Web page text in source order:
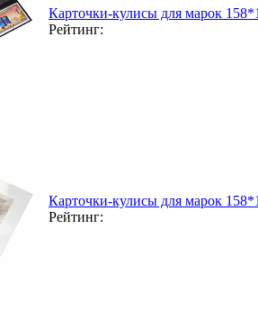
Карточки-кулисы для марок
Рейтинг:
Карточки-кулисы для марок
Рейтинг: